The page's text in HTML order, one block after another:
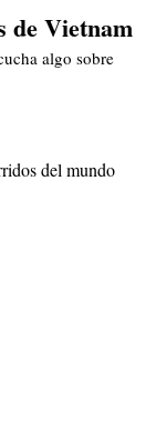
de Vietnam
algo sobre